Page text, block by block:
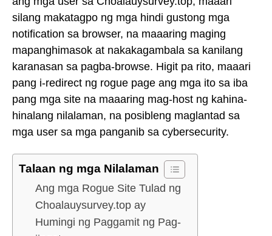
silang makatagpo ng mga hindi gustong mga
notification sa browser, na maaaring maging
mapanghimasok at nakakagambala sa kanilang
karanasan sa pagba-browse. Higit pa rito, maaari
pang i-redirect ng rogue page ang mga ito sa iba
pang mga site na maaaring mag-host ng kahina-
hinalang nilalaman, na posibleng maglantad sa
mga user sa mga panganib sa cybersecurity.
Talaan ng mga Nilalaman
Ang mga Rogue Site Tulad ng
Choalauysurvey.top ay
Humingi ng Paggamit ng Pag-